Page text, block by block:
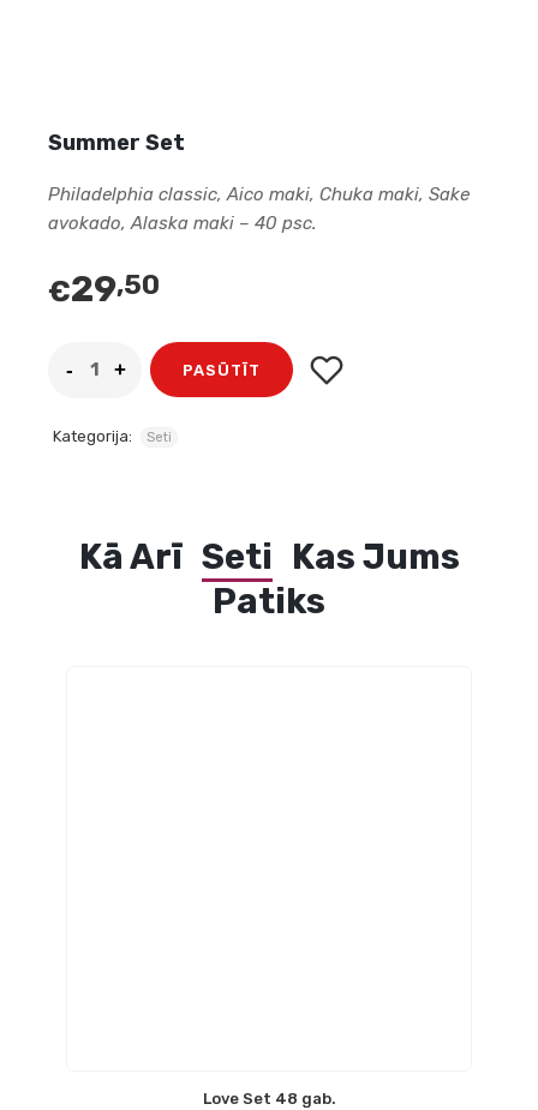
Summer Set
Philadelphia classic, Aico maki, Chuka maki, Sake
avokado, Alaska maki – 40 psc.
€29,50
PASŪTĪT
Kategorija: Seti
Kā Arī Seti Kas Jums
Patiks
Love Set 48 gab.